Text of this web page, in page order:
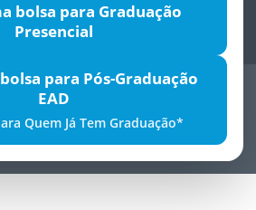
bolsa para Graduação
Presencial
para Pós-Graduação
EAD
Quem Já Tem Graduação*
defende tese de